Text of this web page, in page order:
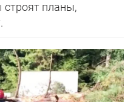
строят планы,